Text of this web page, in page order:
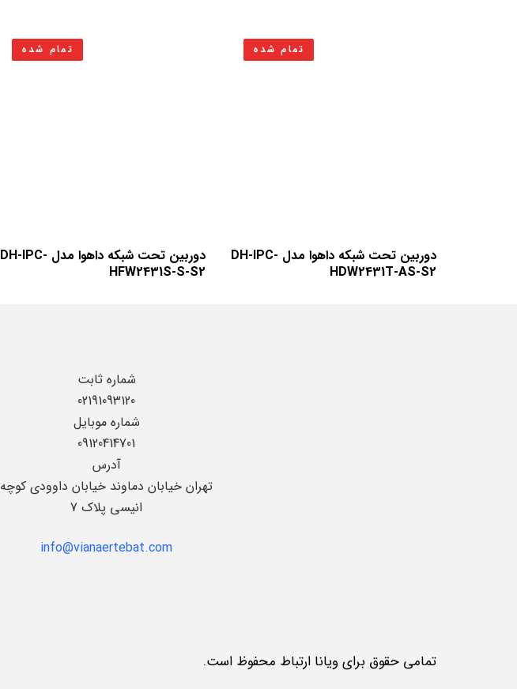
تمام شده
دوربین تحت شبکه داهوا مدل DH-IPC-
HDW2431T-AS-S2
تمام شده
دوربین تحت شبکه داهوا مدل DH-IPC-
HFW2431S-S-S2
شماره ثابت
02191093120
شماره موبایل
09120414701
آدرس
تهران خیابان دماوند خیابان داوودی کوچه
انیسی پلاک 7
info@vianaertebat.com
تمامی حقوق برای ویانا ارتباط محفوظ است.